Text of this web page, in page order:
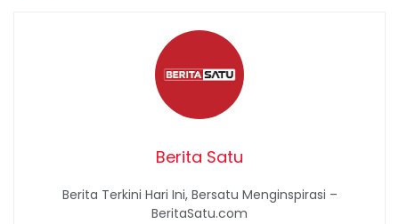
Berita Satu
Berita Terkini Hari Ini, Bersatu Menginspirasi –
BeritaSatu.com